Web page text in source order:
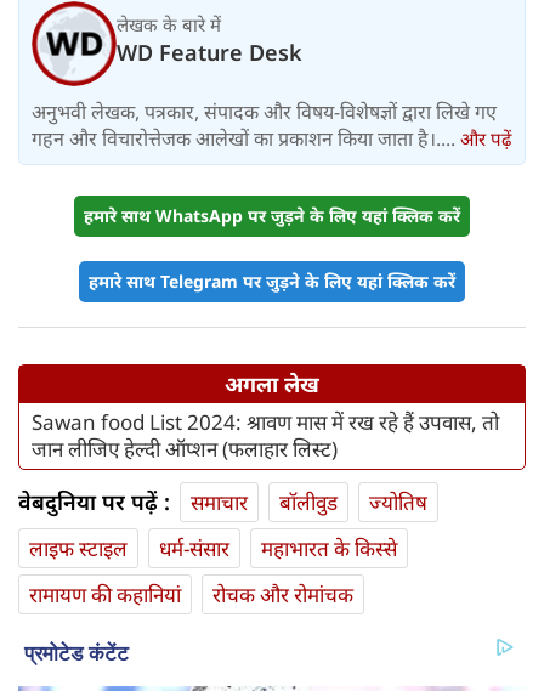
लेखक के बारे में
WD Feature Desk
अनुभवी लेखक, पत्रकार, संपादक और विषय-विशेषज्ञों द्वारा लिखे गए
गहन और विचारोत्तेजक आलेखों का प्रकाशन किया जाता है।.... और पढ़ें
हमारे साथ WhatsApp पर जुड़ने के लिए यहां क्लिक करें
हमारे साथ Telegram पर जुड़ने के लिए यहां क्लिक करें
अगला लेख
Sawan food List 2024: श्रावण मास में रख रहे हैं उपवास, तो
जान लीजिए हेल्दी ऑप्शन (फलाहार लिस्ट)
वेबदुनिया पर पढ़ें : समाचार बॉलीवुड
ज्योतिष
लाइफ स्‍टाइल
धर्म-संसार
महाभारत के किस्से
रामायण की कहानियां
रोचक और रोमांचक